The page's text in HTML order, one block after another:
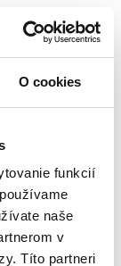
O cookies
funkcií
naše
v
Títo partneri